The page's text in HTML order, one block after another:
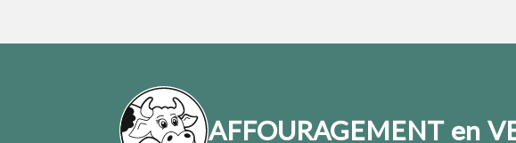
AFFOURAGEMENT en